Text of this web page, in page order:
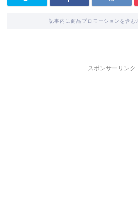
記事内に商品プロモーションを含む
スポンサーリンク